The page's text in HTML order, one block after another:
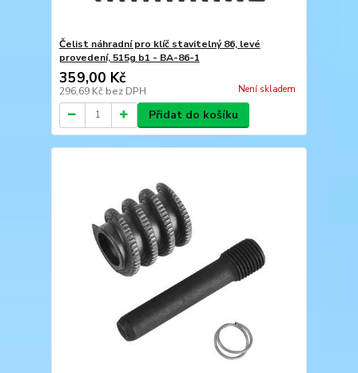
Čelist náhradní pro klíč stavitelný 86, levé
provedení, 515g b1 - BA-86-1
359,00 Kč
296,69 Kč bez DPH Není skladem
Přidat do košíku